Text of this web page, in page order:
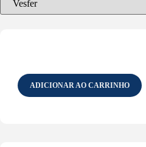
ADICIONAR AO CARRINHO